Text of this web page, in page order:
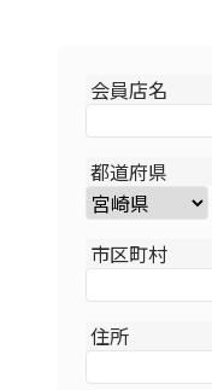
会員店名
都道府県
市区町村
住所